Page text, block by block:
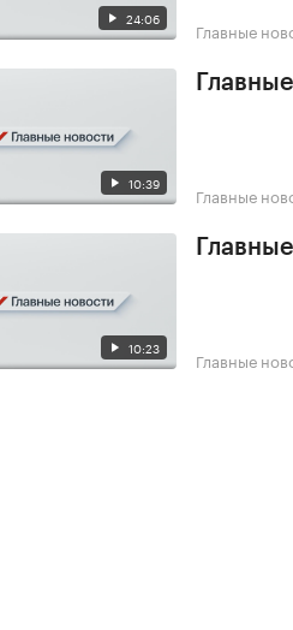
24:06 Главные
10:39 Главные
10:23 Главные